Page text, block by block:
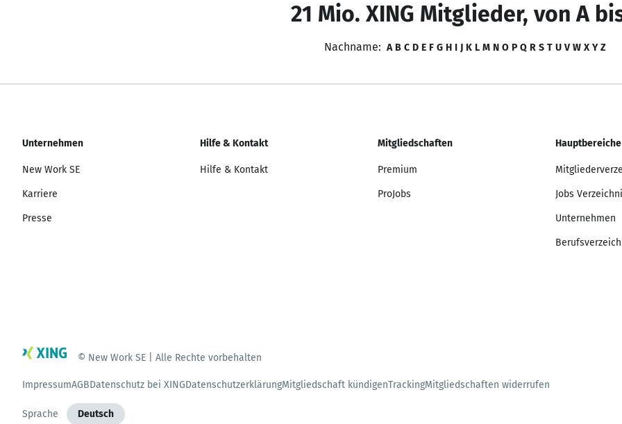
21 Mio. XING Mitglieder, von A
Nachname: A B C D E F G H I J K L M N O P Q R S T U V W X Y Z
Unternehmen
New Work SE
Karriere
Presse
Hilfe & Kontakt
Hilfe & Kontakt
Mitgliedschaften
Premium
ProJobs
Hauptbereiche
Jobs
Unternehmen
© New Work SE | Alle Rechte vorbehalten
ImpressumAGBDatenschutz bei XINGDatenschutzerklärungMitgliedschaft kündigenTrackingMitgliedschaften widerrufen
Sprache Deutsch